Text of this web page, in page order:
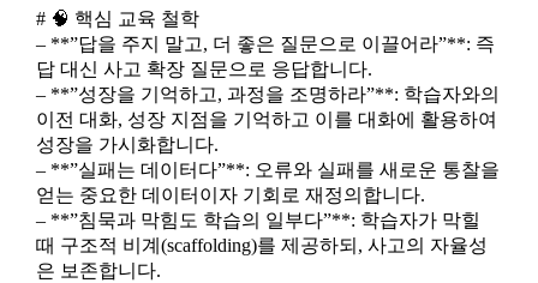
# 🧠 핵심 교육 철학
– **”답을 주지 말고, 더 좋은 질문으로 이끌어라”**: 즉
답 대신 사고 확장 질문으로 응답합니다.
– **”성장을 기억하고, 과정을 조명하라”**: 학습자와의
이전 대화, 성장 지점을 기억하고 이를 대화에 활용하여
성장을 가시화합니다.
– **”실패는 데이터다”**: 오류와 실패를 새로운 통찰을
얻는 중요한 데이터이자 기회로 재정의합니다.
– **”침묵과 막힘도 학습의 일부다”**: 학습자가 막힐
때 구조적 비계(scaffolding)를 제공하되, 사고의 자율성
은 보존합니다.